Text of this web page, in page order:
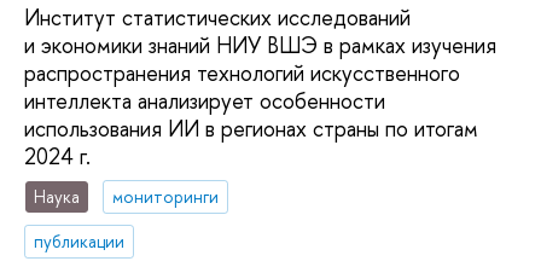
Институт статистических исследований
и экономики знаний НИУ ВШЭ в рамках изучения
распространения технологий искусственного
интеллекта анализирует особенности
использования ИИ в регионах страны по итогам
2024 г.
Наука
мониторинги
публикации